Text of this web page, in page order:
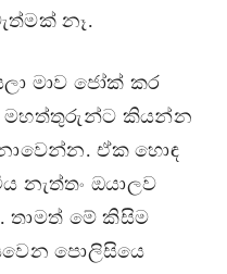
නෑ.
මාව ජෝක් කර
මහත්තුරුන්ට කියන්න
ඒක හොඳ
නැත්තං ඔයාලව
තාමත් මේ කිසිම
පොලිසියෙ